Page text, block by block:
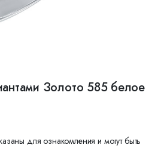
Золото 585 белое
для ознакомления и могут быть